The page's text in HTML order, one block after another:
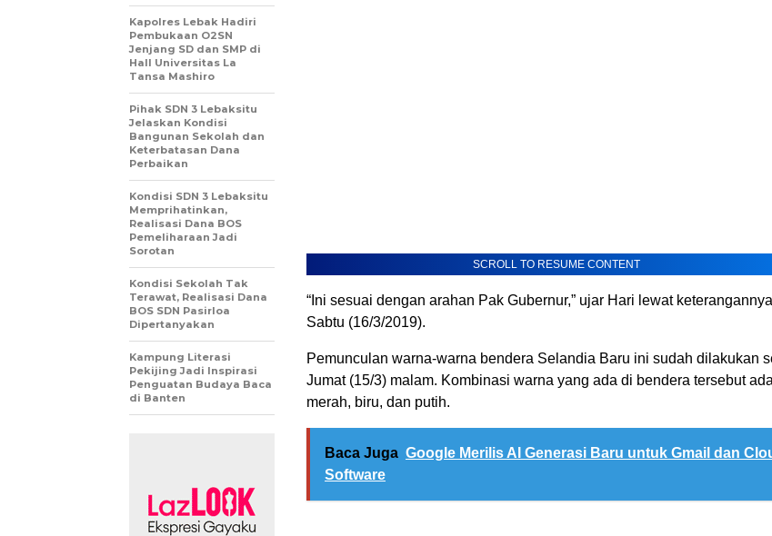
SCROLL TO RESUME CONTENT
“Ini sesuai dengan arahan Pak Gubernur,” ujar Hari lewat
Sabtu (16/3/2019).
Pemunculan warna-warna bendera Selandia Baru ini sudah dilakukan
Jumat (15/3) malam. Kombinasi warna yang ada di bendera tersebut
merah, biru, dan putih.
Baca Juga Google Merilis AI Generasi Baru untuk Gmail dan
Software
Kapolres Lebak Hadiri
Pembukaan O2SN
Jenjang SD dan SMP di
Hall Universitas La
Tansa Mashiro
Pihak SDN 3 Lebaksitu
Jelaskan Kondisi
Bangunan Sekolah dan
Keterbatasan Dana
Perbaikan
Kondisi SDN 3 Lebaksitu
Memprihatinkan,
Realisasi Dana BOS
Pemeliharaan Jadi
Sorotan
Kondisi Sekolah Tak
Terawat, Realisasi Dana
BOS SDN Pasirloa
Dipertanyakan
Kampung Literasi
Pekijing Jadi Inspirasi
Penguatan Budaya Baca
di Banten